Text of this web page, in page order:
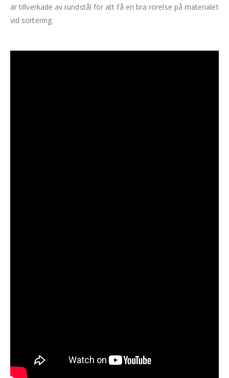
är tillverkade av rundstål för att få en bra rörelse på materialet
vid sortering.